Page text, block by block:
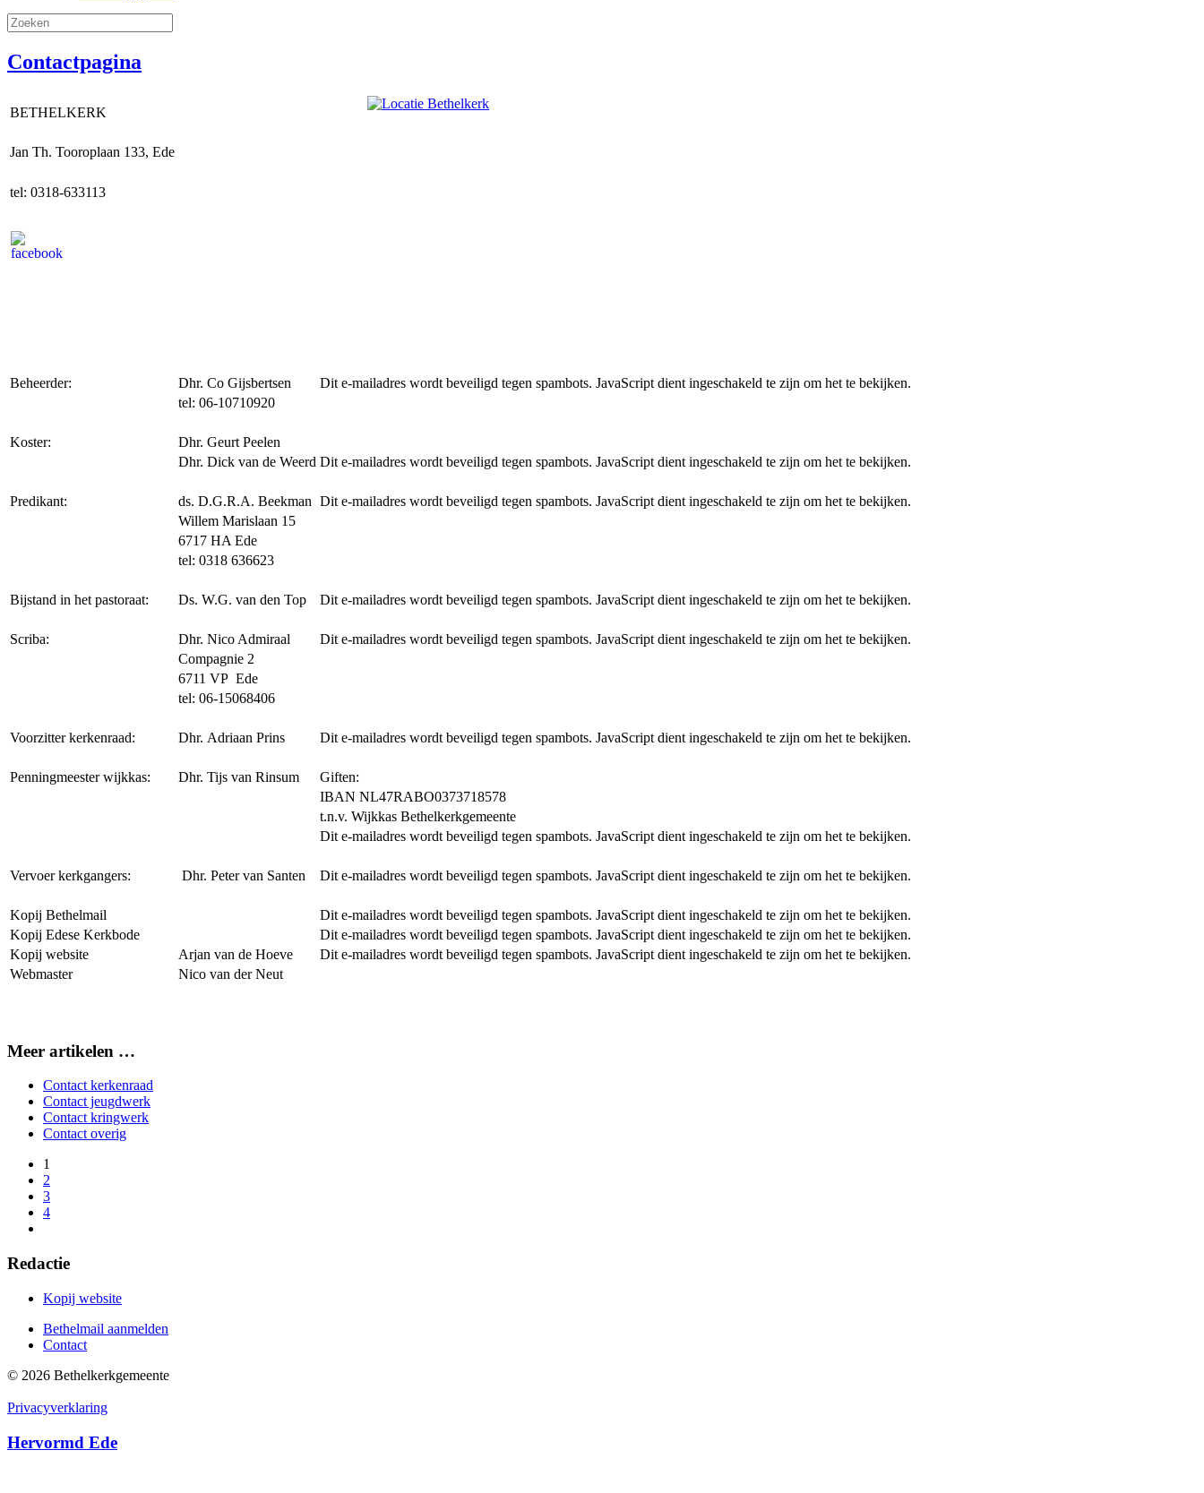
Contactpagina
BETHELKERK
Jan Th. Tooroplaan 133, Ede
tel: 0318-633113
Beheerder: Dhr. Co Gijsbertsen
Dit e-mailadres wordt beveiligd tegen spambots. JavaScript dient ingeschakeld te zijn om het te bekijken.
tel: 06-10710920
Koster:
Dhr. Geurt Peelen
Dhr. Dick van de Weerd Dit e-mailadres wordt beveiligd tegen spambots. JavaScript dient ingeschakeld te zijn om het te bekijken.
Predikant: ds. D.G.R.A. Beekman Dit e-mailadres wordt beveiligd tegen spambots. JavaScript dient ingeschakeld te zijn om het te bekijken.
Willem Marislaan 15
6717 HA Ede
tel: 0318 636623
Bijstand in het pastoraat: Ds. W.G. van den Top Dit e-mailadres wordt beveiligd tegen spambots. JavaScript dient ingeschakeld te zijn om het te bekijken.
Scriba: Dhr. Nico Admiraal
Dit e-mailadres wordt beveiligd tegen spambots. JavaScript dient ingeschakeld te zijn om het te bekijken.
Compagnie 2
6711 VP Ede
tel: 06-15068406
Voorzitter kerkenraad: Dhr. Adriaan Prins Dit e-mailadres wordt beveiligd tegen spambots. JavaScript dient ingeschakeld te zijn om het te bekijken.
Penningmeester wijkkas: Dhr. Tijs van Rinsum
Giften:
IBAN NL47RABO0373718578
t.n.v. Wijkkas Bethelkerkgemeente
Dit e-mailadres wordt beveiligd tegen spambots. JavaScript dient ingeschakeld te zijn om het te bekijken.
Vervoer kerkgangers: Dhr. Peter van Santen Dit e-mailadres wordt beveiligd tegen spambots. JavaScript dient ingeschakeld te zijn om het te bekijken.
Kopij Bethelmail
Dit e-mailadres wordt beveiligd tegen spambots. JavaScript dient ingeschakeld te zijn om het te bekijken.
Kopij Edese Kerkbode
Dit e-mailadres wordt beveiligd tegen spambots. JavaScript dient ingeschakeld te zijn om het te bekijken.
Kopij website
Arjan van de Hoeve
Dit e-mailadres wordt beveiligd tegen spambots. JavaScript dient ingeschakeld te zijn om het te bekijken.
Webmaster
Nico van der Neut
Meer artikelen …
Contact kerkenraad
Contact jeugdwerk
Contact kringwerk
Contact overig
1
2
3
4
Redactie
Kopij website
Bethelmail aanmelden
Contact
© 2026 Bethelkerk­gemeente
Privacyverklaring
Hervormd Ede